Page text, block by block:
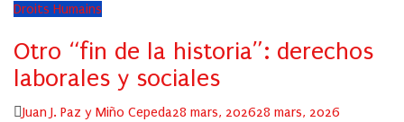
Droits Humains
Otro “fin de la historia”: derechos
laborales y sociales
Author
Juan J. Paz y Miño CepedaPosted
28 mars, 202628 mars, 2026